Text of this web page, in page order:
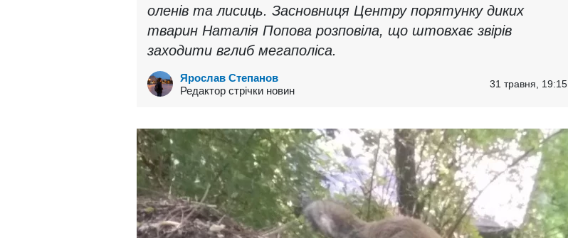
оленів та лисиць. Засновниця Центру порятунку диких
тварин Наталія Попова розповіла, що штовхає звірів
заходити вглиб мегаполіса.
Ярослав Степанов
Редактор стрічки новин
31 травня, 19:15